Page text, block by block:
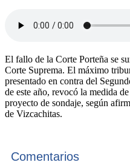
El fallo de la Corte Porteña se
Corte Suprema. El máximo
presentado en contra del
de este año, revocó la medida
proyecto de sondaje, según
de Vizcachitas.
Comentarios